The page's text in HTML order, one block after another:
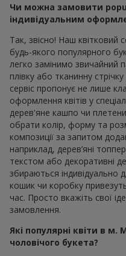
Чи можна замовити
індивідуальним
Так, звісно! Наш квітковий
будь-якого популярного
легко замінимо звичайний
плівку або тканинну
сервіс пропонує не лише
оформлення квітів у
дерев'яне кашпо чи
обрати колір, форму та
композиції за запитом
наприклад, дерев’яні
текстом або декоративні
збираються індивідуально
кошик чи коробку
час. Просто вкажіть свої
замовлення.
Які популярні квіти в
чоловічого букета?